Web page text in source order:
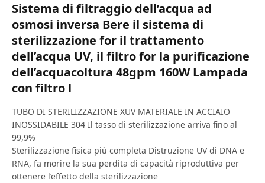
Sistema di filtraggio dell’acqua ad
osmosi inversa Bere il sistema di
sterilizzazione for il trattamento
dell’acqua UV, il filtro for la purificazione
dell’acquacoltura 48gpm 160W Lampada
con filtro l
TUBO DI STERILIZZAZIONE XUV MATERIALE IN ACCIAIO
INOSSIDABILE 304 Il tasso di sterilizzazione arriva fino al
99,9%
Sterilizzazione fisica più completa Distruzione UV di DNA e
RNA, fa morire la sua perdita di capacità riproduttiva per
ottenere l’effetto della sterilizzazione